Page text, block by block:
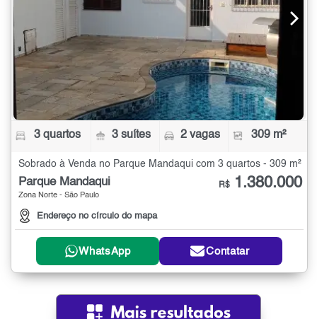
3 quartos 3 suítes 2 vagas 309 m²
Sobrado à Venda no Parque Mandaqui com 3 quartos - 309 m²
Parque Mandaqui
Zona Norte - São Paulo
Endereço no círculo do mapa
R$ 1.380.000
WhatsApp Contatar